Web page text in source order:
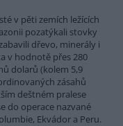
v pěti zemích ležících
pozatýkali stovky
dřevo, minerály i
v hodnotě přes 280
dolarů (kolem 5,9
zásahů
deštném pralese
do operace nazvané
Ekvádor a Peru.